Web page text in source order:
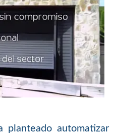
planteado automatizar